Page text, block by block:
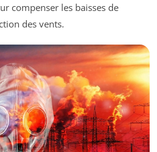
compenser les baisses de
des vents.